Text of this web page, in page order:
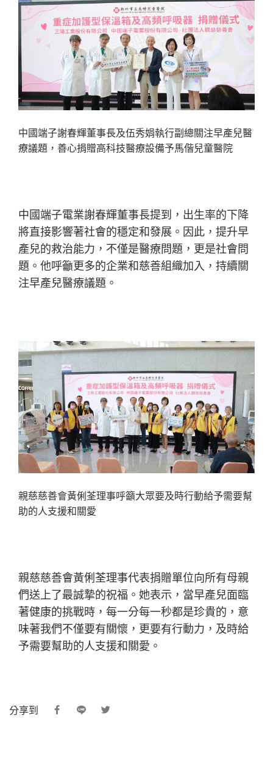
中國端子謝春輝董事長及伍秀娟執行副總關注早產兒醫
療議題，善心捐贈高科技醫療設備予馬偕兒童醫院
中國端子電業謝春輝董事長提到，出生率的下降
將直接影響著社會的穩定和發展。因此，提升早
產兒的救治能力，不僅是醫療問題，更是社會問
題。他呼籲更多的企業和慈善組織加入，持續關
注早產兒醫療議題。
親慈慈善會黃俐荃理事呼籲大眾要及時行動給予需要幫
助的人支援和關愛
親慈慈善會黃俐荃理事代表捐贈單位向所有母親
們送上了最誠摯的祝福。她表示，當早產兒面臨
著健康的挑戰時，每一分每一秒都是珍貴的，意
味著我們不僅要有關懷，更要有行動力，及時給
予需要幫助的人支援和關愛。
分享到